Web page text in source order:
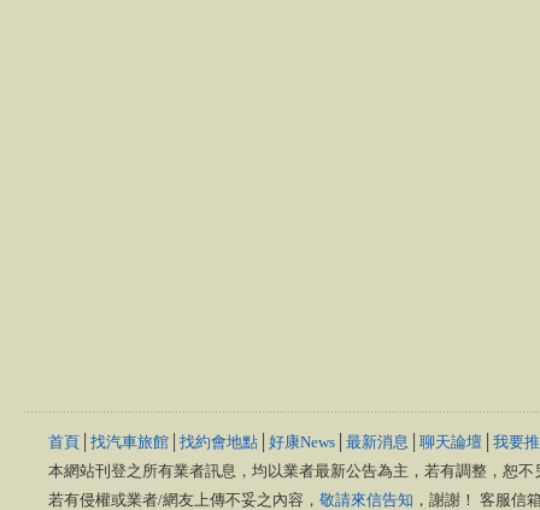
首頁 找汽車旅館 找約會地點 好康News 最新消息 聊天論壇 我要
本網站刊登之所有業者訊息，均以業者最新公告為主，若有調整，恕
若有侵權或業者/網友上傳不妥之內容， 敬請來信告知 ，謝謝！ 客服信